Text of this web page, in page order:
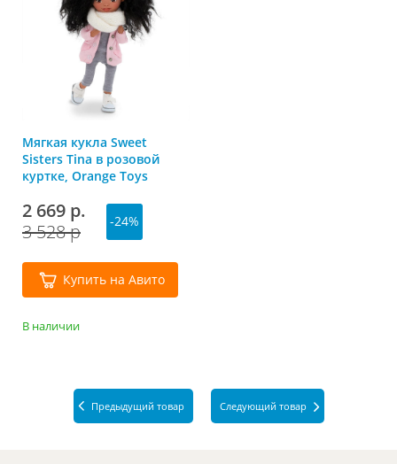
Мягкая кукла Sweet
Sisters Tina в розовой
куртке, Orange Toys
2 669 р.
3 528 р
-24%
Купить на Авито
В наличии
Предыдущий товар Следующий товар